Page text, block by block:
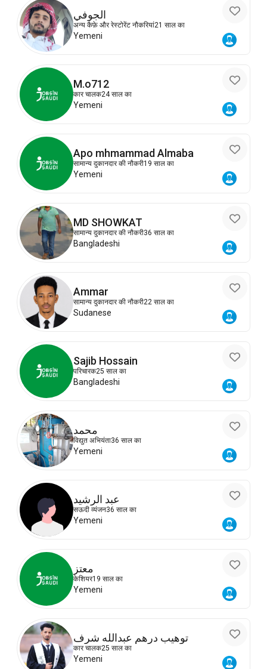
الجوفي
अन्य कैफ़े और रेस्टोरेंट नौकरियां21 साल का
Yemeni
M.o712
कार चालक24 साल का
Yemeni
Apo mhmammad Almaba
सामान्य दुकानदार की नौकरी19 साल का
Yemeni
MD SHOWKAT
सामान्य दुकानदार की नौकरी36 साल का
Bangladeshi
Ammar
सामान्य दुकानदार की नौकरी22 साल का
Sudanese
Sajib Hossain
परिचारक25 साल का
Bangladeshi
محمد
विद्युत अभियंता36 साल का
Yemeni
عبد الرشيد
सऊदी व्यंजन36 साल का
Yemeni
معتز
केशियर19 साल का
Yemeni
توهيب درهم عبدالله شرف
कार चालक25 साल का
Yemeni